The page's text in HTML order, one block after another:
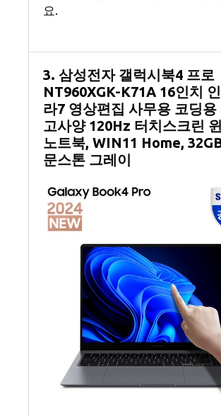
요.
3. 삼성전자 갤럭시북4 프로
NT960XGK-K71A 16인치
라7 영상편집 사무용 코딩용
고사양 120Hz 터치스크린
노트북, WIN11 Home,
문스톤 그레이